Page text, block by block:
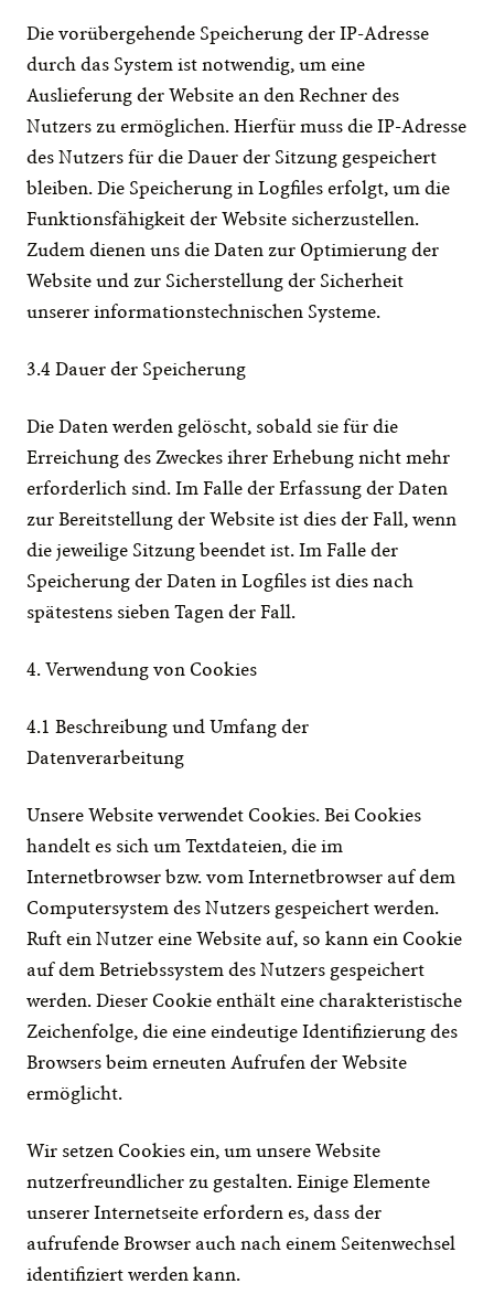
Die vorübergehende Speicherung der IP-Adresse
durch das System ist notwendig, um eine
Auslieferung der Website an den Rechner des
Nutzers zu ermöglichen. Hierfür muss die IP-Adresse
des Nutzers für die Dauer der Sitzung gespeichert
bleiben. Die Speicherung in Logfiles erfolgt, um die
Funktionsfähigkeit der Website sicherzustellen.
Zudem dienen uns die Daten zur Optimierung der
Website und zur Sicherstellung der Sicherheit
unserer informationstechnischen Systeme.
3.4 Dauer der Speicherung
Die Daten werden gelöscht, sobald sie für die
Erreichung des Zweckes ihrer Erhebung nicht mehr
erforderlich sind. Im Falle der Erfassung der Daten
zur Bereitstellung der Website ist dies der Fall, wenn
die jeweilige Sitzung beendet ist. Im Falle der
Speicherung der Daten in Logfiles ist dies nach
spätestens sieben Tagen der Fall.
4. Verwendung von Cookies
4.1 Beschreibung und Umfang der
Datenverarbeitung
Unsere Website verwendet Cookies. Bei Cookies
handelt es sich um Textdateien, die im
Internetbrowser bzw. vom Internetbrowser auf dem
Computersystem des Nutzers gespeichert werden.
Ruft ein Nutzer eine Website auf, so kann ein Cookie
auf dem Betriebssystem des Nutzers gespeichert
werden. Dieser Cookie enthält eine charakteristische
Zeichenfolge, die eine eindeutige Identifizierung des
Browsers beim erneuten Aufrufen der Website
ermöglicht.
Wir setzen Cookies ein, um unsere Website
nutzerfreundlicher zu gestalten. Einige Elemente
unserer Internetseite erfordern es, dass der
aufrufende Browser auch nach einem Seitenwechsel
identifiziert werden kann.